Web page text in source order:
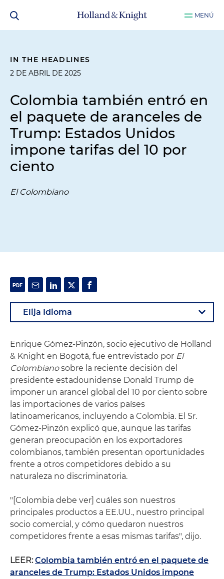
MENÚ
IN THE HEADLINES
2 DE ABRIL DE 2025
Colombia también entró en
el paquete de aranceles de
Trump: Estados Unidos
impone tarifas del 10 por
ciento
El Colombiano
Enrique Gómez-Pinzón, socio ejecutivo de Holland
& Knight en Bogotá, fue entrevistado por El
Colombianosobre la reciente decisión del
presidente estadounidense Donald Trump de
imponer un arancel global del 10 por ciento sobre
las importaciones de varios países
latinoamericanos, incluyendo a Colombia. El Sr.
Gómez-Pinzón explicó que, aunque las tarifas
generan preocupación en los exportadores
colombianos, también presentan oportunidades
frente a otros competidores debido a su
naturaleza no discriminatoria.
"[Colombia debe ver] cuáles son nuestros
principales productos a EE.UU., nuestro principal
socio comercial, y cómo quedaron nuestros
competidores frente a esas mismas tarifas", dijo.
LEER:Colombia también entró en el paquete de
aranceles de Trump: Estados Unidos impone